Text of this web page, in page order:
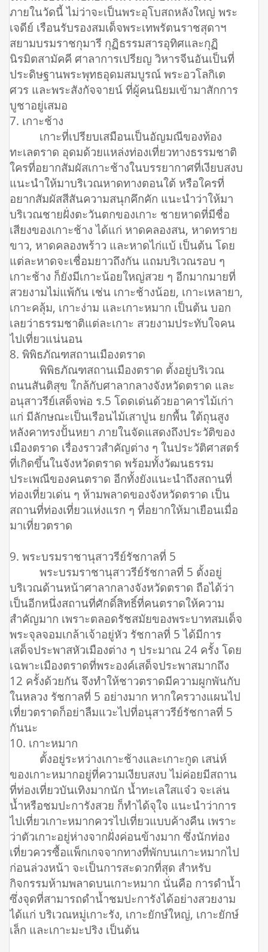
ภายในวัดนี้ ไม่ว่าจะเป็นพระอุโบสถหลังใหญ่ พระ
เจดีย์ เรือนรับรองสมเด็จพระเทพรัตนราชสุดาฯ
สยามบรมราชกุมารี กุฏิธรรมสารอุทิศและกุฏิ
นิรมิตสามัคคี ศาลาการเปรียญ วิหารจีนอันเป็นที่
ประดิษฐานพระพุทธอุดมสมบูรณ์ พระอวโลกิเต
ศวร และพระสังกัจจายน์ ที่ผู้คนนิยมเข้ามาสักการ
บูชาอยู่เสมอ
7. เกาะช้าง
เกาะที่เปรียบเสมือนเป็นอัญมณีของท้อง
ทะเลตราด อุดมด้วยแหล่งท่องเที่ยวทางธรรมชาติ
ใครที่อยากสัมผัสเกาะช้างในบรรยากาศที่เงียบสงบ
แนะนำให้มาบริเวณหาดทางตอนใต้ หรือใครที่
อยากสัมผัสสีสันความสนุกคึกคัก แนะนำว่าให้มา
บริเวณชายฝั่งตะวันตกของเกาะ ชายหาดที่มีชื่อ
เสียงของเกาะช้าง ได้แก่ หาดคลองสน, หาดทราย
ขาว, หาดคลองพร้าว และหาดไก่แบ้ เป็นต้น โดย
แต่ละหาดจะเชื่อมยาวถึงกัน แถมบริเวณรอบ ๆ
เกาะช้าง ก็ยังมีเกาะน้อยใหญ่สวย ๆ อีกมากมายที่
สวยงามไม่แพ้กัน เช่น เกาะช้างน้อย, เกาะเหลายา,
เกาะคลุ้ม, เกาะง่าม และเกาะหมาก เป็นต้น บอก
เลยว่าธรรมชาติแต่ละเกาะ สวยงามประทับใจคน
ไปเที่ยวแน่นอน
8. พิพิธภัณฑสถานเมืองตราด
พิพิธภัณฑสถานเมืองตราด ตั้งอยู่บริเวณ
ถนนสันติสุข ใกล้กับศาลากลางจังหวัดตราด และ
อนุสาวรีย์เสด็จพ่อ ร.5 โดดเด่นด้วยอาคารไม้เก่า
แก่ มีลักษณะเป็นเรือนไม้เสาปูน ยกพื้น ใต้ถุนสูง
หลังคาทรงปั้นหยา ภายในจัดแสดงถึงประวัติของ
เมืองตราด เรื่องราวสำคัญต่าง ๆ ในประวัติศาสตร์
ที่เกิดขึ้นในจังหวัดตราด พร้อมทั้งวัฒนธรรม
ประเพณีของคนตราด อีกทั้งยังแนะนำถึงสถานที่
ท่องเที่ยวเด่น ๆ ห้ามพลาดของจังหวัดตราด เป็น
สถานที่ท่องเที่ยวแห่งแรก ๆ ที่อยากให้มาเยือนเมื่อ
มาเที่ยวตราด
9. พระบรมราชานุสาวรีย์รัชกาลที่ 5
พระบรมราชานุสาวรีย์รัชกาลที่ 5 ตั้งอยู่
บริเวณด้านหน้าศาลากลางจังหวัดตราด ถือได้ว่า
เป็นอีกหนึ่งสถานที่ศักดิ์สิทธิ์ที่คนตราดให้ความ
สำคัญมาก เพราะตลอดรัชสมัยของพระบาทสมเด็จ
พระจุลจอมเกล้าเจ้าอยู่หัว รัชกาลที่ 5 ได้มีการ
เสด็จประพาสหัวเมืองต่าง ๆ ประมาณ 24 ครั้ง โดย
เฉพาะเมืองตราดที่พระองค์เสด็จประพาสมากถึง
12 ครั้งด้วยกัน จึงทำให้ชาวตราดมีความผูกพันกับ
ในหลวง รัชกาลที่ 5 อย่างมาก หากใครวางแผนไป
เที่ยวตราดก็อย่าลืมแวะไปที่อนุสาวรีย์รัชกาลที่ 5
กันนะ
10. เกาะหมาก
ตั้งอยู่ระหว่างเกาะช้างและเกาะกูด เสน่ห์
ของเกาะหมากอยู่ที่ความเงียบสงบ ไม่ค่อยมีสถาน
ที่ท่องเที่ยวบันเทิงมากนัก น้ำทะเลใสแจ๋ว จะเล่น
น้ำหรือชมปะการังสวย ก็ทำได้จุใจ แนะนำว่าการ
ไปเที่ยวเกาะหมากควรไปเที่ยวแบบค้างคืน เพราะ
ว่าตัวเกาะอยู่ห่างจากฝั่งค่อนข้างมาก ซึ่งนักท่อง
เที่ยวควรซื้อแพ็กเกจจากทางที่พักบนเกาะหมากไป
ก่อนล่วงหน้า จะเป็นการสะดวกที่สุด สำหรับ
กิจกรรมห้ามพลาดบนเกาะหมาก นั่นคือ การดำน้ำ
ซึ่งจุดที่สามารถดำน้ำชมปะการังได้อย่างสวยงาม
ได้แก่ บริเวณหมู่เกาะรัง, เกาะยักษ์ใหญ่, เกาะยักษ์
เล็ก และเกาะมะปริง เป็นต้น